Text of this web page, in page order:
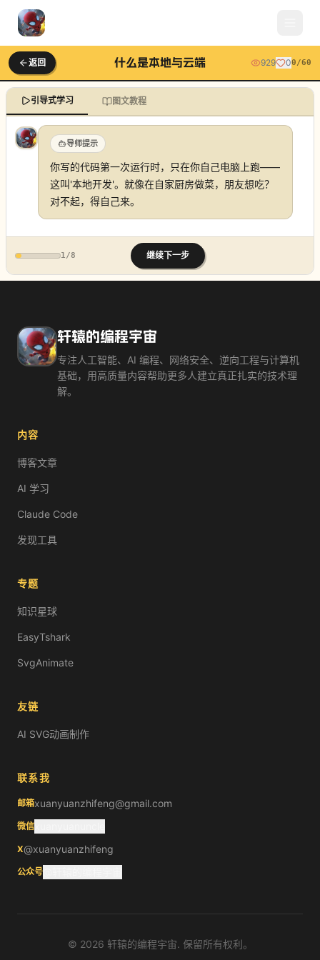
返回 什么是本地与云端 929 00/60
引导式学习 图文教程
导师提示
你写的代码第一次运行时，只在你自己电脑上跑——
这叫'本地开发'。就像在自家厨房做菜，朋友想吃？
对不起，得自己来。
1/8 继续下一步
你写的代码第一次运行时，只在你自己电脑上跑——这叫'本地
localhost（本地主机）= 你电脑自己的地址，通常通过
云端部署 = 把代码放到互联网上的服务器，全世界的人都能
你在本地通过 localhost:3000 打开了网站，但把链接发给朋友
朋友的浏览器版本太低
网速太慢了
需要先清除浏览器缓存
想让全世界看到你的作品？来体验一下从代码到上线的完整部
轩辕的编程宇宙
专注人工智能、AI 编程、网络安全、逆向工程与计算机
基础，用高质量内容帮助更多人建立真正扎实的技术理
解。
内容
博客文章
AI 学习
Claude Code
发现工具
专题
知识星球
EasyTshark
SvgAnimate
友链
AI SVG动画制作
联系我
邮箱xuanyuanzhifeng@gmail.com
微信
X@xuanyuanzhifeng
公众号
© 2026 轩辕的编程宇宙. 保留所有权利。